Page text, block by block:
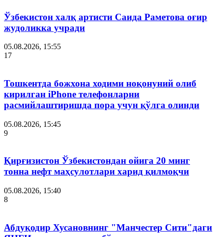
Ўзбекистон халқ артисти Саида Раметова оғир
жудоликка учради
05.08.2026, 15:55
17
Тошкентда божхона ходими ноқонуний олиб
кирилган iPhone телефонларни
расмийлаштиришда пора учун қўлга олинди
05.08.2026, 15:45
9
Қирғизистон Ўзбекистондан ойига 20 минг
тонна нефт маҳсулотлари харид қилмоқчи
05.08.2026, 15:40
8
Абдуқодир Хусановнинг "Манчестер Сити"даги